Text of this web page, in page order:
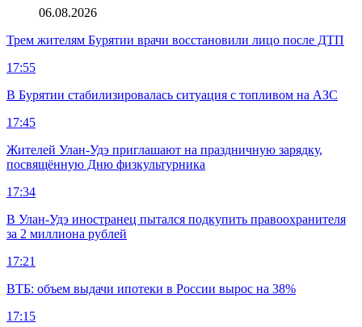
06.08.2026
Трем жителям Бурятии врачи восстановили лицо после ДТП
17:55
В Бурятии стабилизировалась ситуация с топливом на АЗС
17:45
Жителей Улан-Удэ приглашают на праздничную зарядку,
посвящённую Дню физкультурника
17:34
В Улан-Удэ иностранец пытался подкупить правоохранителя
за 2 миллиона рублей
17:21
ВТБ: объем выдачи ипотеки в России вырос на 38%
17:15